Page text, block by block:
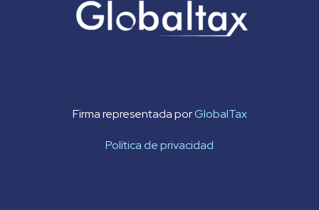
Firma representada porGlobalTax
Política de privacidad